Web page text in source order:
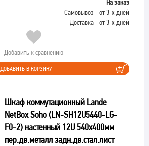
На заказ
Самовывоз - от 3-х дней
Доставка - от 3-х дней
Добавить к сравнению
ДОБАВИТЬ В КОРЗИНУ
Шкаф коммутационный Lande
NetBox Soho (LN-SH12U5440-LG-
F0-2) настенный 12U 540x400мм
пер.дв.металл задн.дв.стал.лист